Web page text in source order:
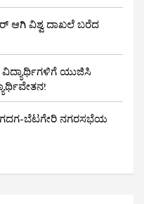
ಆಗಿ ವಿಶ್ವ ದಾಖಲೆ ಬರೆದ
ವಿದ್ಯಾರ್ಥಿಗಳಿಗೆ ಯುಜಿಸಿ
ಗದಗ-ಬೆಟಗೇರಿ ನಗರಸಭೆಯ